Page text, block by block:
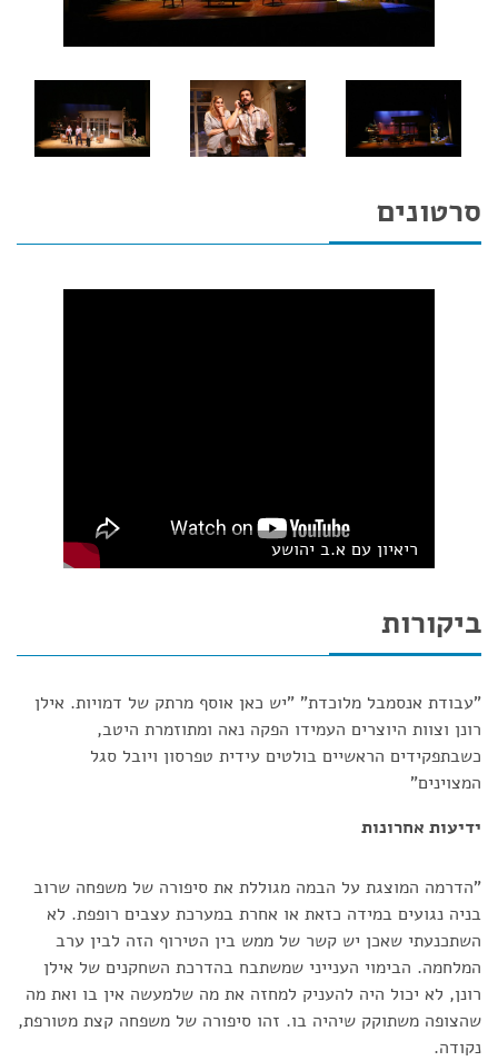
סרטונים
ריאיון עם א.ב יהושע
ביקורות
"עבודת אנסמבל מלוכדת" "יש כאן אוסף מרתק של דמויות. אילן
רונן וצוות היוצרים העמידו הפקה נאה ומתוזמרת היטב,
כשבתפקידים הראשיים בולטים עידית טפרסון ויובל סגל
המצוינים"
ידיעות אחרונות
"הדרמה המוצגת על הבמה מגוללת את סיפורה של משפחה שרוב
בניה נגועים במידה כזאת או אחרת במערכת עצבים רופפת. לא
השתכנעתי שאכן יש קשר של ממש בין הטירוף הזה לבין ערב
המלחמה. הבימוי הענייני שמשתבח בהדרכת השחקנים של אילן
רונן, לא יכול היה להעניק למחזה את מה שלמעשה אין בו ואת מה
שהצופה משתוקק שיהיה בו. זהו סיפורה של משפחה קצת מטורפת,
נקודה.